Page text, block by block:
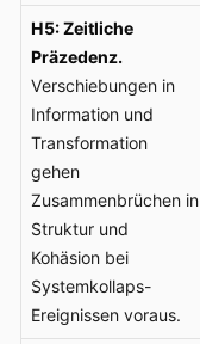
H5: Zeitliche
Präzedenz.
Verschiebungen in
Information und
Transformation
gehen
Zusammenbrüchen in
Struktur und
Kohäsion bei
Systemkollaps-
Ereignissen voraus.